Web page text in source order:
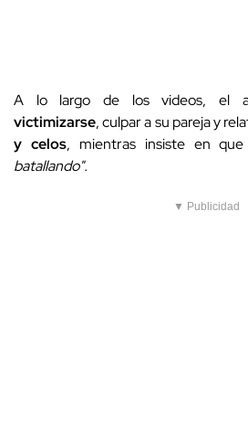
A lo largo de los videos, el
victimizarse, culpar a su pareja y
y celos, mientras insiste en
batallando".
▼ Publicidad